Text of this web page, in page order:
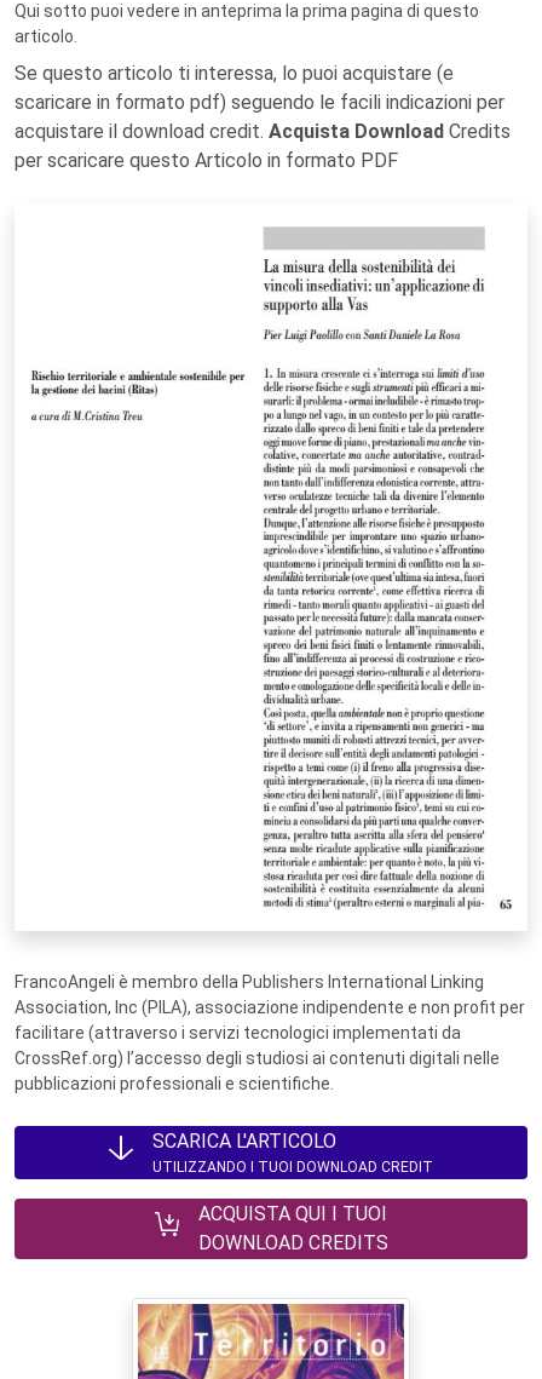
Qui sotto puoi vedere in anteprima la prima pagina di questo
articolo.
Se questo articolo ti interessa, lo puoi acquistare (e
scaricare in formato pdf) seguendo le facili indicazioni per
acquistare il download credit. Acquista Download Credits
per scaricare questo Articolo in formato PDF
FrancoAngeli è membro della Publishers International Linking
Association, Inc (PILA), associazione indipendente e non profit per
facilitare (attraverso i servizi tecnologici implementati da
CrossRef.org) l’accesso degli studiosi ai contenuti digitali nelle
pubblicazioni professionali e scientifiche.
SCARICA L'ARTICOLO
UTILIZZANDO I TUOI DOWNLOAD CREDIT
ACQUISTA QUI I TUOI
DOWNLOAD CREDITS